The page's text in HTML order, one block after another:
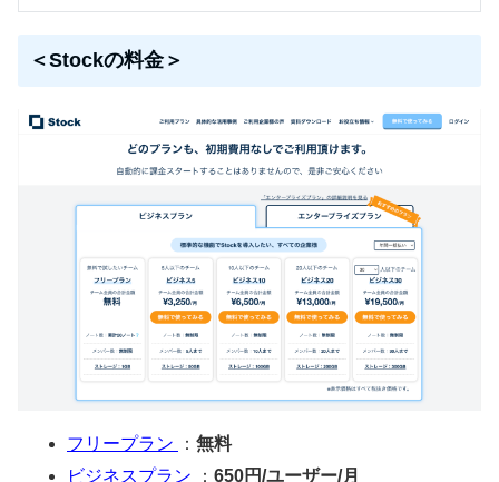
＜Stockの料金＞
フリープラン ： 無料
ビジネスプラン
： 650円/ユーザー/月